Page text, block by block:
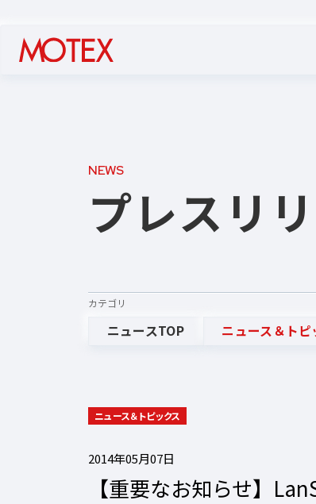
NEWS
プレスリ
カテゴリ
ニュースTOP ニュース＆トピ
ニュース＆トピックス
2014年05月07日
【重要なお知らせ】